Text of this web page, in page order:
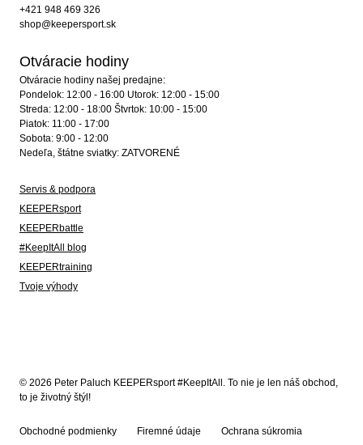
+421 948 469 326
shop@keepersport.sk
Otváracie hodiny
Otváracie hodiny našej predajne:
Pondelok: 12:00 - 16:00 Utorok: 12:00 - 15:00
Streda: 12:00 - 18:00 Štvrtok: 10:00 - 15:00
Piatok: 11:00 - 17:00
Sobota: 9:00 - 12:00
Nedeľa, štátne sviatky: ZATVORENÉ
Servis & podpora
KEEPERsport
KEEPERbattle
#KeepItAll blog
KEEPERtraining
Tvoje výhody
© 2026 Peter Paluch KEEPERsport #KeepItAll. To nie je len náš obchod,
to je životný štýl!
Obchodné podmienky Firemné údaje Ochrana súkromia